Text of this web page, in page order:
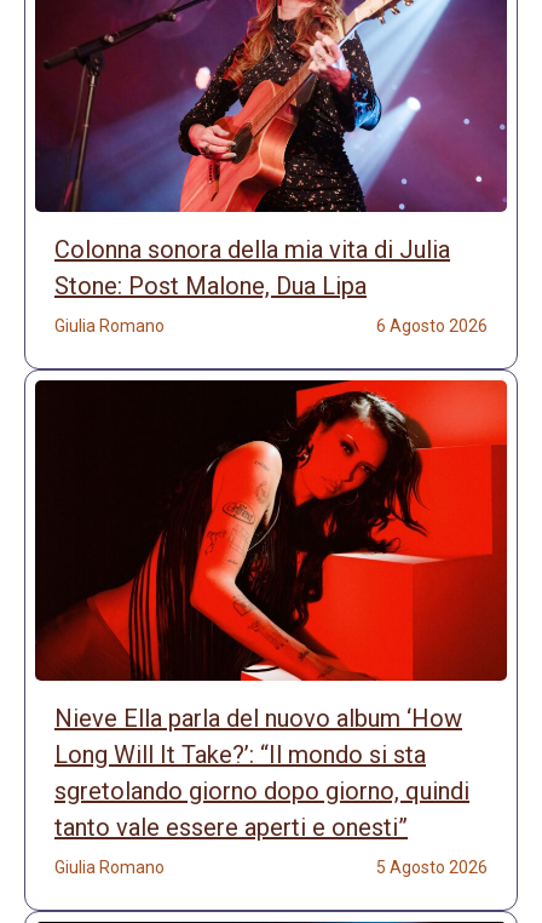
Colonna sonora della mia vita di Julia
Stone: Post Malone, Dua Lipa
Giulia Romano 6 Agosto 2026
Nieve Ella parla del nuovo album ‘How
Long Will It Take?’: “Il mondo si sta
sgretolando giorno dopo giorno, quindi
tanto vale essere aperti e onesti”
Giulia Romano 5 Agosto 2026